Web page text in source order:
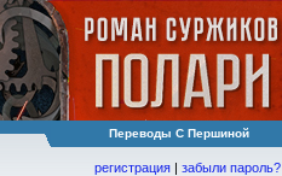
Переводы С Першиной
регистрация | забыли пароль?